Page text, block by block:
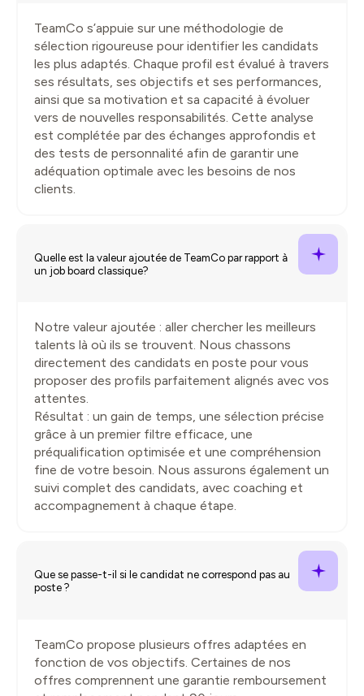
TeamCo s’appuie sur une méthodologie de
sélection rigoureuse pour identifier les candidats
les plus adaptés. Chaque profil est évalué à travers
ses résultats, ses objectifs et ses performances,
ainsi que sa motivation et sa capacité à évoluer
vers de nouvelles responsabilités. Cette analyse
est complétée par des échanges approfondis et
des tests de personnalité afin de garantir une
adéquation optimale avec les besoins de nos
clients.
Quelle est la valeur ajoutée de TeamCo par rapport à
un job board classique?
Notre valeur ajoutée : aller chercher les meilleurs
talents là où ils se trouvent. Nous chassons
directement des candidats en poste pour vous
proposer des profils parfaitement alignés avec vos
attentes.
Résultat : un gain de temps, une sélection précise
grâce à un premier filtre efficace, une
préqualification optimisée et une compréhension
fine de votre besoin. Nous assurons également un
suivi complet des candidats, avec coaching et
accompagnement à chaque étape.
Que se passe-t-il si le candidat ne correspond pas au
poste ?
TeamCo propose plusieurs offres adaptées en
fonction de vos objectifs. Certaines de nos
offres comprennent une garantie remboursement